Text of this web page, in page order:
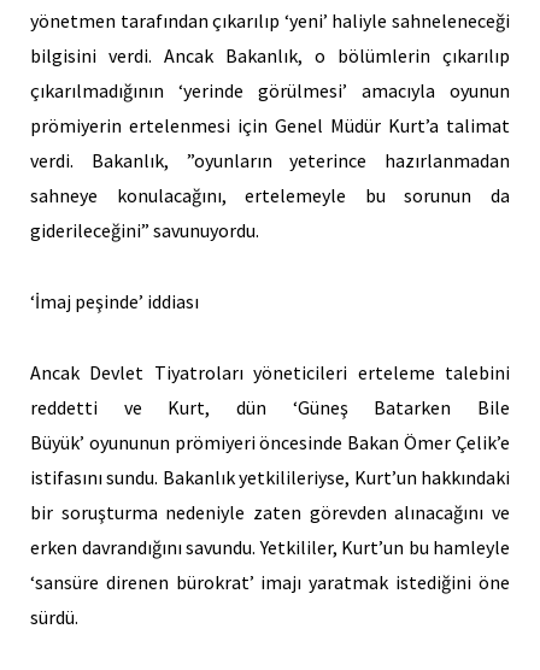
yönetmen tarafından çıkarılıp ‘yeni’ haliyle sahneleneceği
bilgisini verdi. Ancak Bakanlık, o bölümlerin çıkarılıp
çıkarılmadığının ‘yerinde görülmesi’ amacıyla oyunun
prömiyerin ertelenmesi için Genel Müdür Kurt’a talimat
verdi. Bakanlık, ”oyunların yeterince hazırlanmadan
sahneye konulacağını, ertelemeyle bu sorunun da
giderileceğini” savunuyordu.
‘İmaj peşinde’ iddiası
Ancak Devlet Tiyatroları yöneticileri erteleme talebini
reddetti ve Kurt, dün ‘Güneş Batarken Bile
Büyük’ oyununun prömiyeri öncesinde Bakan Ömer Çelik’e
istifasını sundu. Bakanlık yetkilileriyse, Kurt’un hakkındaki
bir soruşturma nedeniyle zaten görevden alınacağını ve
erken davrandığını savundu. Yetkililer, Kurt’un bu hamleyle
‘sansüre direnen bürokrat’ imajı yaratmak istediğini öne
sürdü.